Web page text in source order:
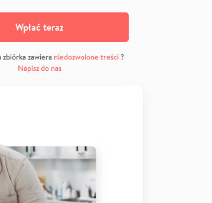
Wpłać teraz
zbiórka zawiera niedozwolone treści?
Napisz do nas